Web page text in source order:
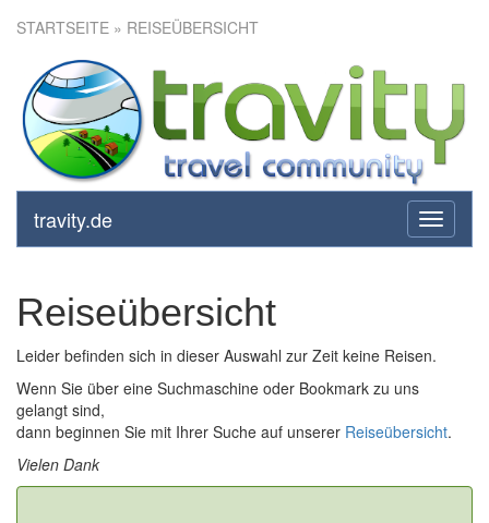
STARTSEITE » REISEÜBERSICHT
toggle
travity.de
Reiseübersicht
Leider befinden sich in dieser Auswahl zur Zeit keine Reisen.
Wenn Sie über eine Suchmaschine oder Bookmark zu uns
gelangt sind,
dann beginnen Sie mit Ihrer Suche auf unserer Reiseübersicht.
Vielen Dank